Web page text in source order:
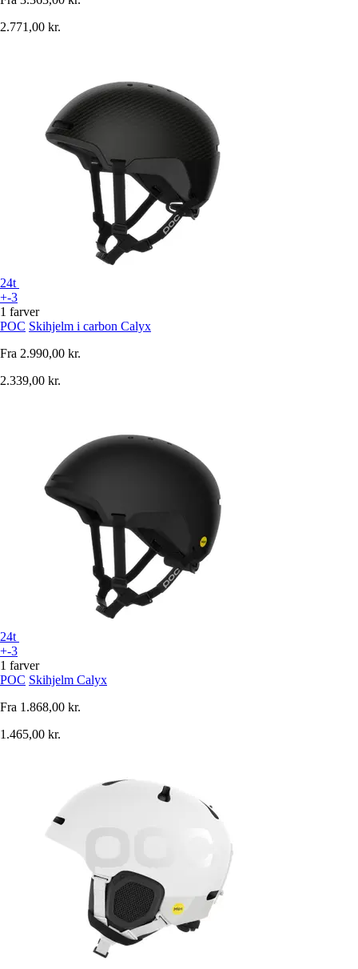
2.771,00 kr.
24t
+-3
1 farver
POC Skihjelm i carbon Calyx
Fra 2.990,00 kr.
2.339,00 kr.
24t
+-3
1 farver
POC Skihjelm Calyx
Fra 1.868,00 kr.
1.465,00 kr.